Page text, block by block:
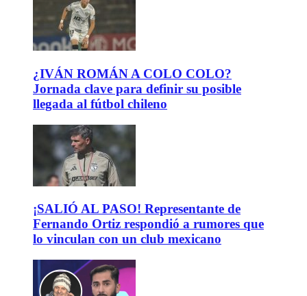
¿IVÁN ROMÁN A COLO COLO?
Jornada clave para definir su posible
llegada al fútbol chileno
¡SALIÓ AL PASO! Representante de
Fernando Ortiz respondió a rumores que
lo vinculan con un club mexicano